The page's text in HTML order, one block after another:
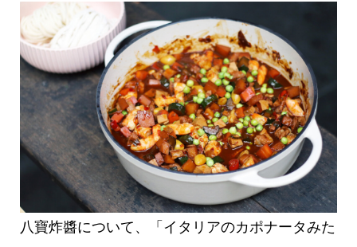
八寶炸醬について、「イタリアのカポナータみた